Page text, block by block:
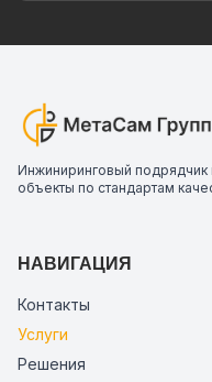
Инжиниринговый
объекты по стандартам
НАВИГАЦИЯ
Контакты
Услуги
Решения